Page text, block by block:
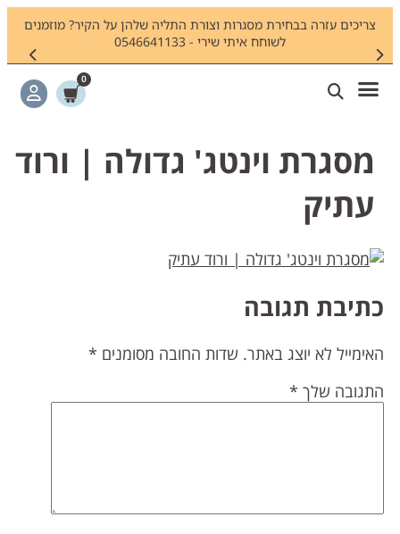
צריכים עזרה בבחירת מסגרות וצורת התליה שלהן על הקיר? מוזמנים
לשוחח איתי שירי - 0546641133
מסגרת וינטג' גדולה | ורוד
עתיק
תגובה
לא יוצג באתר. שדות החובה מסומנים*
שלך*